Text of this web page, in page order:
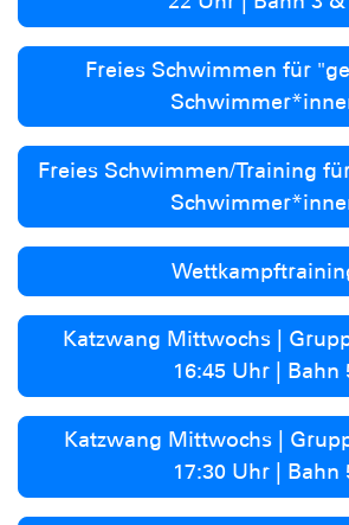
Freies Schwimmen für
Freies Schwimmen/Training
Katzwang Mittwochs |
16:45 Uhr | Bahn
Katzwang Mittwochs |
17:30 Uhr | Bahn